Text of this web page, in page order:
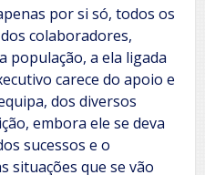
por si só, todos os
colaboradores,
população, a ela ligada
carece do apoio e
dos diversos
embora ele se deva
sucessos e o
situações que se vão